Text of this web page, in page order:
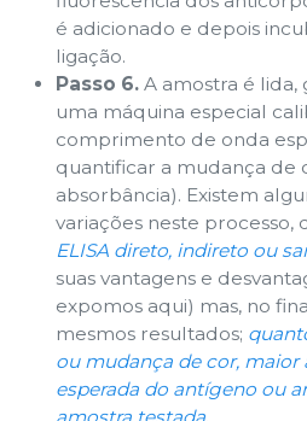
é adicionado e depois
ligação.
Passo 6. A amostra é
uma máquina especial
comprimento de onda
quantificar a mudança de
absorbância). Existem
variações neste
ELISA direto, indireto ou
suas vantagens e
expomos aqui) mas, no
mesmos resultados;
ou mudança de cor, maior
esperada do antígeno ou
amostra testada.